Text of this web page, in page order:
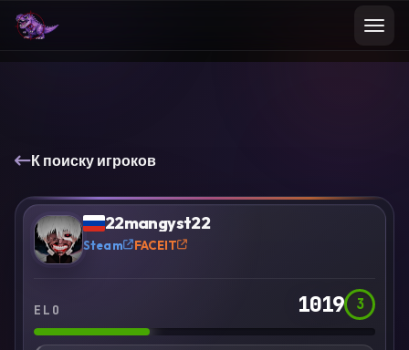
К поиску игроков
? 22mangyst22
Steam FACEIT
ELO 1019 3